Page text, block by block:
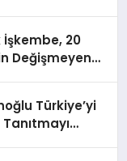
İşkembe, 20
Değişmeyen
Türkiye’yi